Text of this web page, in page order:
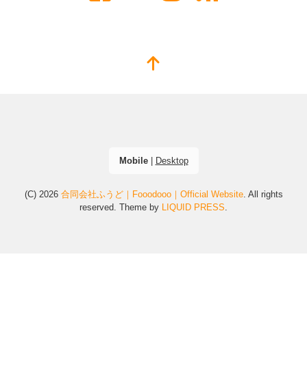
Mobile| Desktop
(C) 2026 合同会社ふうど｜Fooodooo｜Official Website. All rights
reserved. Theme by LIQUID PRESS